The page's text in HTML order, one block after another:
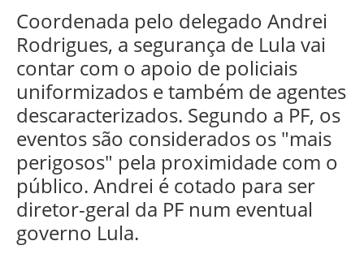
Coordenada pelo delegado Andrei
Rodrigues, a segurança de Lula vai
contar com o apoio de policiais
uniformizados e também de agentes
descaracterizados. Segundo a PF, os
eventos são considerados os "mais
perigosos" pela proximidade com o
público. Andrei é cotado para ser
diretor-geral da PF num eventual
governo Lula.